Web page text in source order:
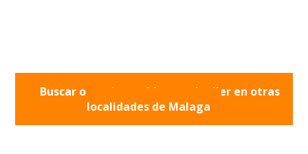
Buscar otros inmuebles en alquiler en otras
localidades de Malaga